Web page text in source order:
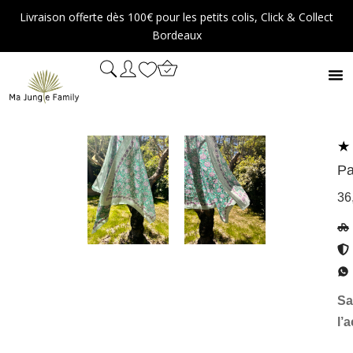
Aller
contenu
Livraison offerte dès 100€ pour les petits colis, Click & Collect
Bordeaux